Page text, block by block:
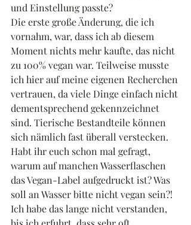
und Einstellung passte?
Die erste große Änderung, die ich
vornahm, war, dass ich ab diesem
Moment nichts mehr kaufte, das nicht
zu 100% vegan war. Teilweise musste
ich hier auf meine eigenen Recherchen
vertrauen, da viele Dinge einfach nicht
dementsprechend gekennzeichnet
sind. Tierische Bestandteile können
sich nämlich fast überall verstecken.
Habt ihr euch schon mal gefragt,
warum auf manchen Wasserflaschen
das Vegan-Label aufgedruckt ist? Was
soll an Wasser bitte nicht vegan sein?!
Ich habe das lange nicht verstanden,